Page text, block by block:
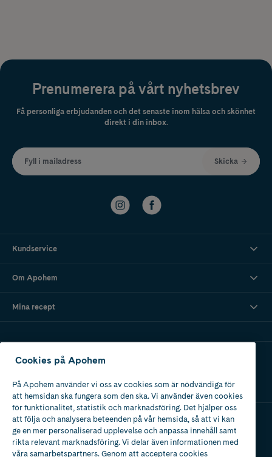
Prenumerera på vårt nyhetsbrev
Få personliga erbjudanden och det senaste inom hälsa och skönhet
direkt i din inbox.
Fyll i mailadress Skicka
Kundservice
Om Apohem
Mina recept
Ladda ner vår app
Apotek med tillstånd
av Läkemedelsverket
Cookies på Apohem
På Apohem använder vi oss av cookies som är nödvändiga för
att hemsidan ska fungera som den ska. Vi använder även cookies
för funktionalitet, statistik och marknadsföring. Det hjälper oss
att följa och analysera beteenden på vår hemsida, så att vi kan
ge en mer personaliserad upplevelse och anpassa innehåll samt
rikta relevant marknadsföring. Vi delar även informationen med
våra samarbetspartners. Genom att acceptera cookies